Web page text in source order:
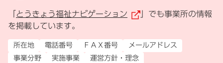
とうきょう福祉ナビゲーション （外部リンク）
」でも事業所の情報
を掲載しています。
所在地 電話番号 ＦＡＸ番号
メールアドレス
事業分野
実施事業
運営方針・理念